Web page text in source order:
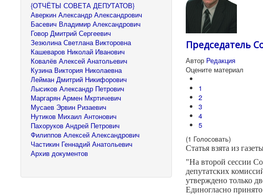
{ОТЧЁТЫ СОВЕТА ДЕПУТАТОВ}
Аверкин Александр Александрович
Басевич Владимир Александрович
Говор Дмитрий Сергеевич
Зезюлина Светлана Викторовна
Кашеваров Николай Иванович
Ковалёв Алексей Анатольевич
Кузина Виктория Николаевна
Лейман Дмитрий Никифорович
Лысиков Александр Петрович
Маргарян Армен Мкртичевич
Мусаев Эрвин Ризаевич
Нутиков Михаил Антонович
Пахоруков Андрей Петрович
Филиппов Алексей Александрович
Частикин Геннадий Анатольевич
Архив документов
Председатель
Автор Редакция
Оцените материал
1
2
3
4
5
(1 Голосовать)
Статья взята из
"На второй сессии
депутатских
утверждено только
Единогласно